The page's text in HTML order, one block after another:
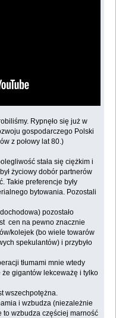
Rypnęło się już w
gospodarczego Polski
z połowy lat 80.)
stała się ciężkim i
życiowy dobór partnerów
Takie preferencje były
bytowania. Pozostali
pozostało
cen na pewno znacznie
kolejek (bo wiele towarów
spekulantów) i przybyło
tłumami mnie wtedy
że gigantów lekceważę i tylko
wszechpotężna.
i wzbudza (niezależnie
to wzbudza częściej marność